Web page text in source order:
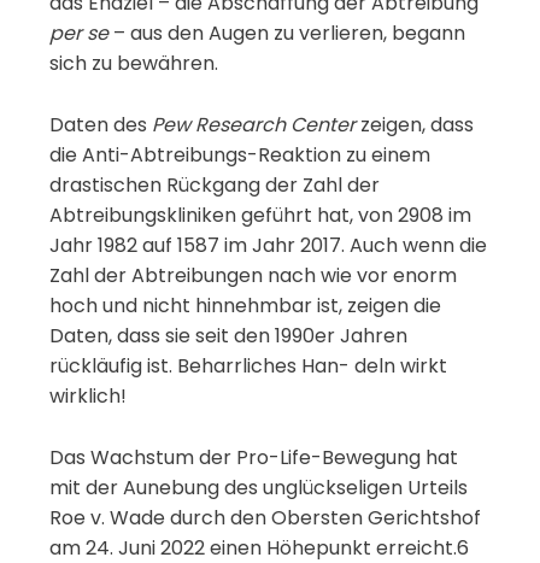
per se– aus den Augen zu verlieren, begann
sich zu bewähren.
Daten des Pew Research Centerzeigen, dass
die Anti-Abtreibungs-Reaktion zu einem
drastischen Rückgang der Zahl der
Abtreibungskliniken geführt hat, von 2908 im
Jahr 1982 auf 1587 im Jahr 2017. Auch wenn die
Zahl der Abtreibungen nach wie vor enorm
hoch und nicht hinnehmbar ist, zeigen die
Daten, dass sie seit den 1990er Jahren
rückläufig ist. Beharrliches Han- deln wirkt
wirklich!
Das Wachstum der Pro-Life-Bewegung hat
mit der Aunebung des unglückseligen Urteils
Roe v. Wade durch den Obersten Gerichtshof
am 24. Juni 2022 einen Höhepunkt erreicht.6